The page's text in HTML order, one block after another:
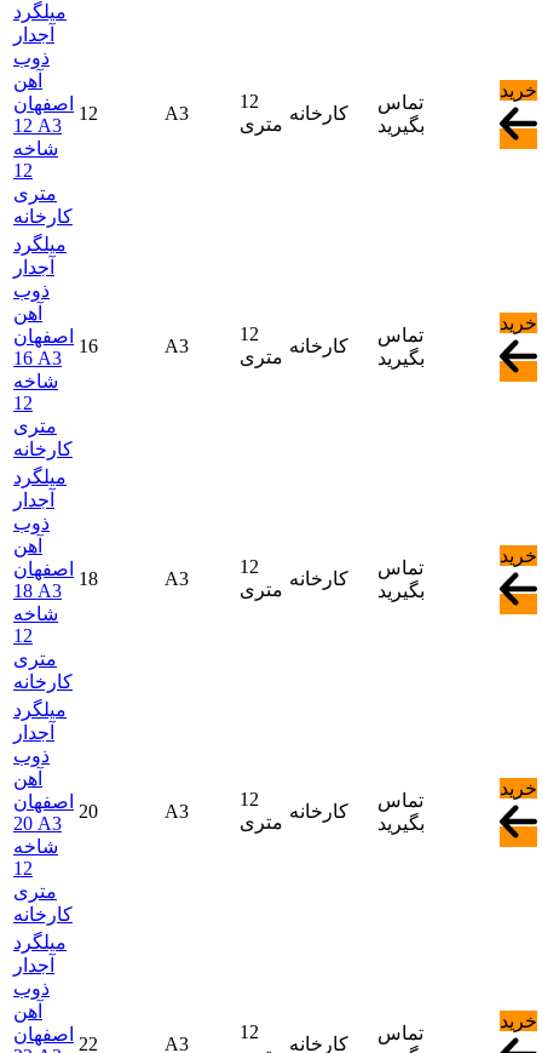
میلگرد
آجدار
ذوب
آهن
اصفهان
12 A3
شاخه
12
متری
کارخانه
12 A3
12
متری
کارخانه
تماس
بگیرید
خرید
میلگرد
آجدار
ذوب
آهن
اصفهان
16 A3
شاخه
12
متری
کارخانه
16 A3
12
متری
کارخانه
تماس
بگیرید
خرید
میلگرد
آجدار
ذوب
آهن
اصفهان
18 A3
شاخه
12
متری
کارخانه
18 A3
12
متری
کارخانه
تماس
بگیرید
خرید
میلگرد
آجدار
ذوب
آهن
اصفهان
20 A3
شاخه
12
متری
کارخانه
20 A3
12
متری
کارخانه
تماس
بگیرید
خرید
میلگرد
آجدار
ذوب
آهن
اصفهان 22 A3
12
کارخانه
تماس
خرید